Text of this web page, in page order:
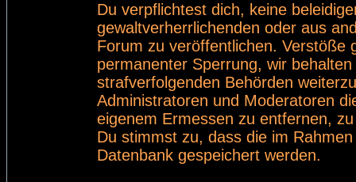
Du verpflichtest dich, keine
gewaltverherrlichenden oder aus
Forum zu veröffentlichen. Verstöße
permanenter Sperrung, wir
strafverfolgenden Behörden
Administratoren und Moderatoren
eigenem Ermessen zu entfernen,
Du stimmst zu, dass die im
Datenbank gespeichert werden.